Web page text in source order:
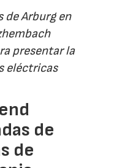
Arburg en
presentar la
eléctricas
de
de